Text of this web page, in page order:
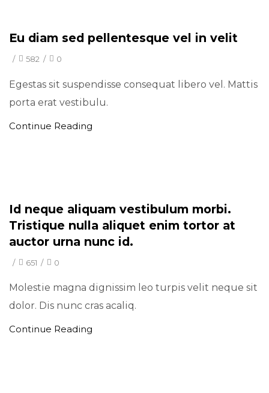
Eu diam sed pellentesque vel in velit
/ 582 / 0
Egestas sit suspendisse consequat libero vel. Mattis
porta erat vestibulu.
Continue Reading
Id neque aliquam vestibulum morbi.
Tristique nulla aliquet enim tortor at
auctor urna nunc id.
/ 651 / 0
Molestie magna dignissim leo turpis velit neque sit
dolor. Dis nunc cras acaliq.
Continue Reading